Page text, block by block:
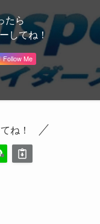
たら
してね！
Follow Me
ね！